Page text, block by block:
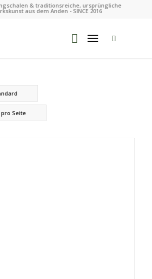
& traditionsreiche, ursprüngliche
aus dem Anden - SINCE 2016
pro Seite